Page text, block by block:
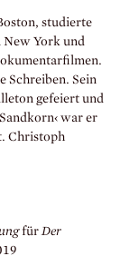
studierte
New York und
Schreiben. Sein
gefeiert und
war er
Christoph
für Der